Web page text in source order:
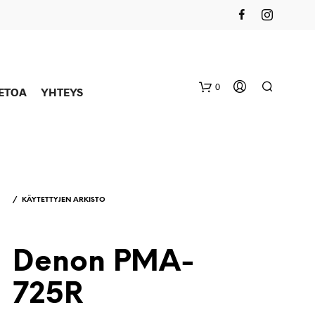
YHTEYS 0
/ KÄYTETTYJEN ARKISTO
Denon PMA-
725R